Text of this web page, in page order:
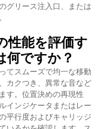
グリース注入口、または
性能を評価す
何ですか？
てスムーズで均一な移動
カクつき、異常な音など
す。位置決めの再現性
インジケータまたはレー
平行度およびキャリッジ